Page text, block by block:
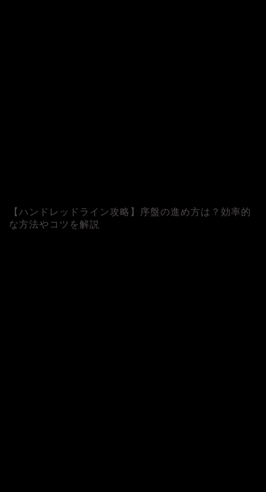
【ハンドレッドライン攻略】序盤の進め方は？効率的
な方法やコツを解説